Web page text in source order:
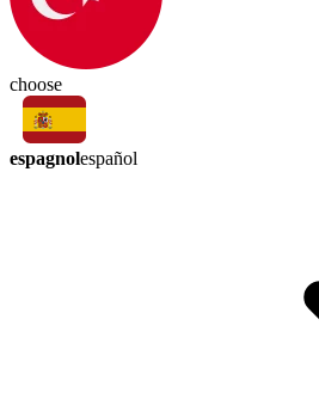
choose
espagnolespañol